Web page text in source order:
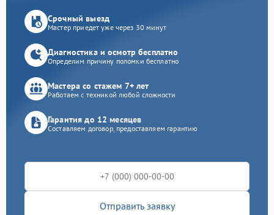
Срочный выезд
Мастер приедет уже через 30 минут
Диагностика и осмотр бесплатно
Определим причину поломки бесплатно
Мастера со стажем 7+ лет
Работаем с техникой любой сложности
Гарантия до 12 месяцев
Составляем договор, предоставляем гарантию
Отправить заявку